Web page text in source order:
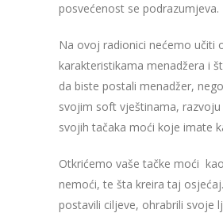
posvećenost se podrazumjeva.
Na ovoj radionici nećemo učiti
karakteristikama menadžera i
da biste postali menadžer,
svojim soft vještinama, razvoju
svojih tačaka moći koje imate
Otkrićemo vaše tačke moći
nemoći, te šta kreira taj
postavili ciljeve, ohrabrili svoje